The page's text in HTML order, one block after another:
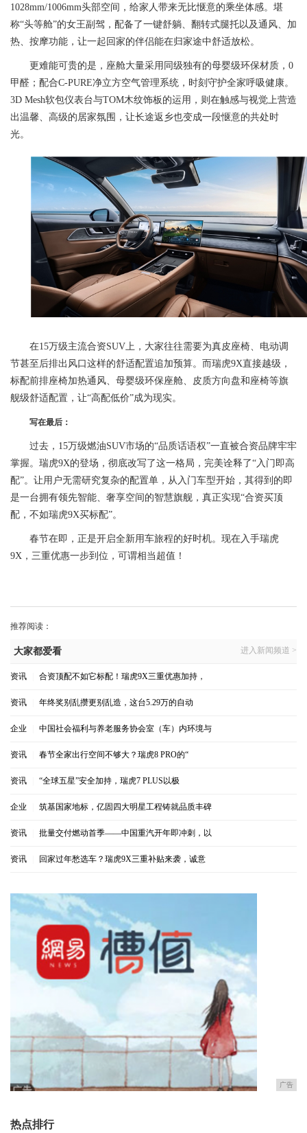
1028mm/1006mm头部空间，给家人带来无比惬意的乘坐体感。堪
称“头等舱”的女王副驾，配备了一键舒躺、翻转式腿托以及通风、加
热、按摩功能，让一起回家的伴侣能在归家途中舒适放松。
更难能可贵的是，座舱大量采用同级独有的母婴级环保材质，0
甲醛；配合C-PURE净立方空气管理系统，时刻守护全家呼吸健康。
3D Mesh软包仪表台与TOM木纹饰板的运用，则在触感与视觉上营造
出温馨、高级的居家氛围，让长途返乡也变成一段惬意的共处时
光。
在15万级主流合资SUV上，大家往往需要为真皮座椅、电动调
节甚至后排出风口这样的舒适配置追加预算。而瑞虎9X直接越级，
标配前排座椅加热通风、母婴级环保座舱、皮质方向盘和座椅等旗
舰级舒适配置，让“高配低价”成为现实。
写在最后：
过去，15万级燃油SUV市场的“品质话语权”一直被合资品牌牢牢
掌握。瑞虎9X的登场，彻底改写了这一格局，完美诠释了“入门即高
配”。让用户无需研究复杂的配置单，从入门车型开始，其得到的即
是一台拥有领先智能、奢享空间的智慧旗舰，真正实现“合资买顶
配，不如瑞虎9X买标配”。
春节在即，正是开启全新用车旅程的好时机。现在入手瑞虎
9X，三重优惠一步到位，可谓相当超值！
推荐阅读：
大家都爱看 进入新闻频道 >
资讯 合资顶配不如它标配！瑞虎9X三重优惠加持，
资讯 年终奖别乱攒更别乱造，这台5.29万的自动
企业 中国社会福利与养老服务协会室（车）内环境与
资讯 春节全家出行空间不够大？瑞虎8 PRO的“
资讯 “全球五星”安全加持，瑞虎7 PLUS以极
企业 筑基国家地标，亿固四大明星工程铸就品质丰碑
资讯 批量交付燃动首季——中国重汽开年即冲刺，以
资讯 回家过年愁选车？瑞虎9X三重补贴来袭，诚意
广告
热点排行